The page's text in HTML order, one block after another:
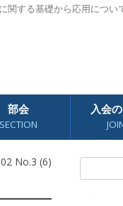
する基礎から応用につ
部会
SECTION
入会
No.3 (6)
索: